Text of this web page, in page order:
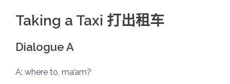
Taking a Taxi 打出租车
Dialogue A
A: where to, ma’am?